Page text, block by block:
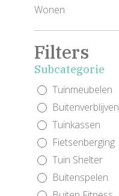
Wonen
Filters
Subcategorie
Tuinmeubelen
Buitenverblijven
Tuinkassen
Fietsenberging
Tuin Shelter
Buitenspelen